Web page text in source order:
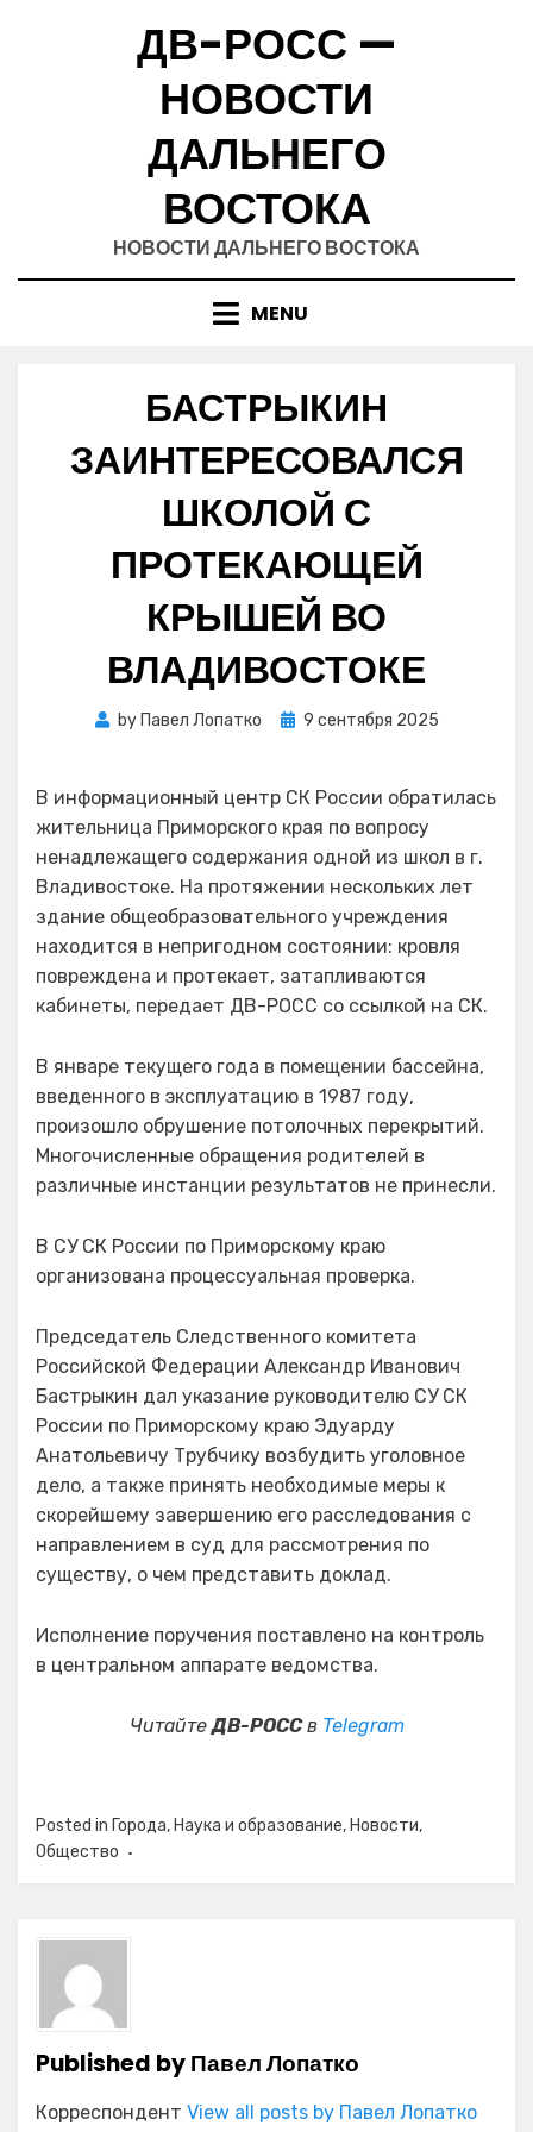
ДВ-РОСС —
НОВОСТИ
ДАЛЬНЕГО
ВОСТОКА
НОВОСТИ ДАЛЬНЕГО ВОСТОКА
MENU
БАСТРЫКИН
ЗАИНТЕРЕСОВАЛСЯ
ШКОЛОЙ С
ПРОТЕКАЮЩЕЙ
КРЫШЕЙ ВО
ВЛАДИВОСТОКЕ
by Павел Лопатко
Posted
9 сентября 2025
В информационный центр СК России обратилась
жительница Приморского края по вопросу
ненадлежащего содержания одной из школ в г.
Владивостоке. На протяжении нескольких лет
здание общеобразовательного учреждения
находится в непригодном состоянии: кровля
повреждена и протекает, затапливаются
кабинеты, передает ДВ-РОСС со ссылкой на СК.
В январе текущего года в помещении бассейна,
введенного в эксплуатацию в 1987 году,
произошло обрушение потолочных перекрытий.
Многочисленные обращения родителей в
различные инстанции результатов не принесли.
В СУ СК России по Приморскому краю
организована процессуальная проверка.
Председатель Следственного комитета
Российской Федерации Александр Иванович
Бастрыкин дал указание руководителю СУ СК
России по Приморскому краю Эдуарду
Анатольевичу Трубчику возбудить уголовное
дело, а также принять необходимые меры к
скорейшему завершению его расследования с
направлением в суд для рассмотрения по
существу, о чем представить доклад.
Исполнение поручения поставлено на контроль
в центральном аппарате ведомства.
ЧитайтеДВ-РОССв Telegram
Posted in Города, Наука и образование, Новости,
Общество
Published byПавел Лопатко
Корреспондент View all posts by Павел Лопатко